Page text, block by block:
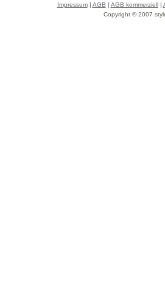
Impressum| AGB | AGB kommerziell|
Copyright © 2007